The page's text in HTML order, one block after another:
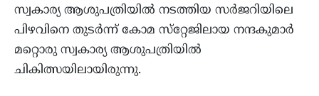
സ്വകാര്യ ആശുപത്രിയിൽ നടത്തിയ സർജറിയിലെ
പിഴവിനെ തുടർന്ന് കോമ സ്‌റ്റേജിലായ നന്ദകുമാർ
മറ്റൊരു സ്വകാര്യ ആശുപത്രിയിൽ
ചികിത്സയിലായിരുന്നു.